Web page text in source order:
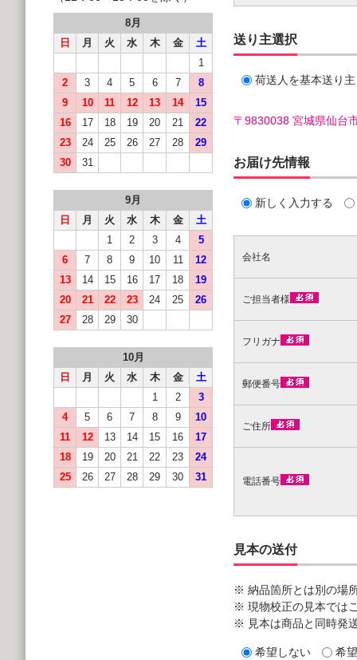
送り主選択
荷送人を基本送り
〒9830038 宮城県仙台
お届け先情報
新しく入力する
会社名
ご担当者様
フリガナ
郵便番号
ご住所
電話番号
見本の送付
※ 納品箇所とは別の場
※ 現物校正の見本では
※ 見本は商品と同時発
希望しない 希
8月
日
月 火 水 木 金
土
1
2
3 4 5 6 7
8
9
10 11 12 13 14
15
16
17 18 19 20 21
22
23
24 25 26 27 28
29
30
31
9月
日
月 火 水 木 金
土
1
2 3 4
5
6
7 8 9 10 11
12
13
14 15 16 17 18
19
20
21 22 23 24 25
26
27
28 29 30
10月
日
月 火 水 木 金
土
1
2
3
4
5 6 7 8 9
10
11
12 13 14 15 16
17
18
19 20 21 22 23
24
25
26 27 28 29 30 31